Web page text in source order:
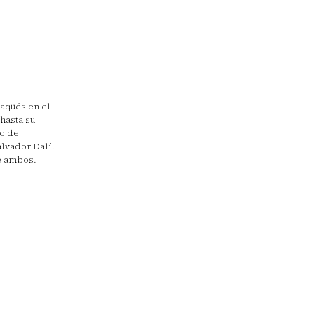
en el
su
de
Dalí.
ambos.
que le